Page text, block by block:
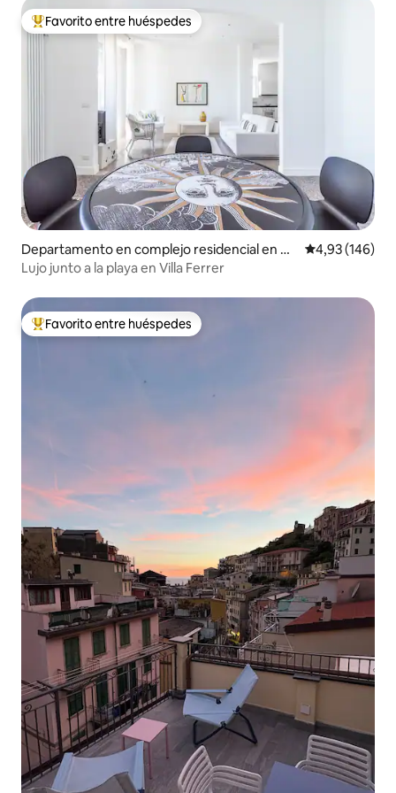
Favorito entre los huéspedes más destacados
Favorito entre huéspedes
Departamento en complejo residencial en M
onterosso al Mare
Calificación
4,93 (146)
Lujo junto a la playa en Villa Ferrer
Favorito entre los huéspedes más destacados
Favorito entre huéspedes